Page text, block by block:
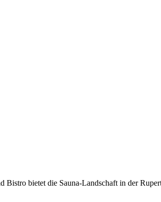
bietet die Sauna-Landschaft in der